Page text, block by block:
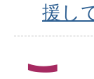
援し